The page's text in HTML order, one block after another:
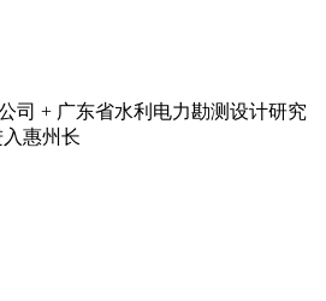
司 + 广东省水利电力勘测设计研究
惠州长